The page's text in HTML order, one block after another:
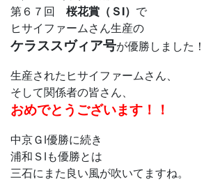
第６７回 桜花賞（ＳⅠ） で
ヒサイファームさん生産の
ケラススヴィア号が優勝しました！
生産されたヒサイファームさん、
そして関係者の皆さん、
おめでとうございます！！
中京ＧⅠ優勝に続き
浦和ＳⅠも優勝とは
三石にまた良い風が吹いてますね。